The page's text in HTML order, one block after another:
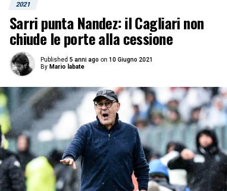
2021
Sarri punta Nandez: il Cagliari non
chiude le porte alla cessione
Published 5 anni ago on 10 Giugno 2021
By Mario labate